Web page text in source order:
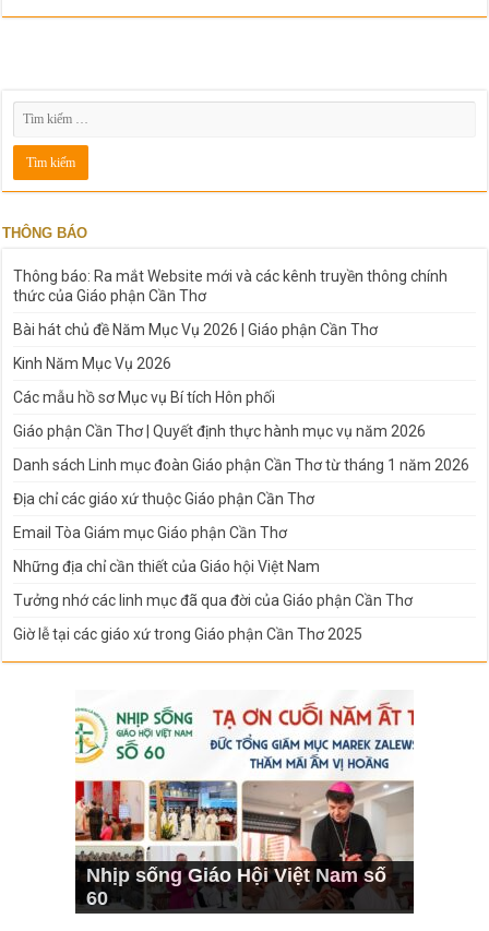
THÔNG BÁO
Thông báo: Ra mắt Website mới và các kênh truyền thông chính
thức của Giáo phận Cần Thơ
Bài hát chủ đề Năm Mục Vụ 2026 | Giáo phận Cần Thơ
Kinh Năm Mục Vụ 2026
Các mẫu hồ sơ Mục vụ Bí tích Hôn phối
Giáo phận Cần Thơ | Quyết định thực hành mục vụ năm 2026
Danh sách Linh mục đoàn Giáo phận Cần Thơ từ tháng 1 năm 2026
Địa chỉ các giáo xứ thuộc Giáo phận Cần Thơ
Email Tòa Giám mục Giáo phận Cần Thơ
Những địa chỉ cần thiết của Giáo hội Việt Nam
Tưởng nhớ các linh mục đã qua đời của Giáo phận Cần Thơ
Giờ lễ tại các giáo xứ trong Giáo phận Cần Thơ 2025
Nhịp sống Giáo Hội Việt Nam số
60